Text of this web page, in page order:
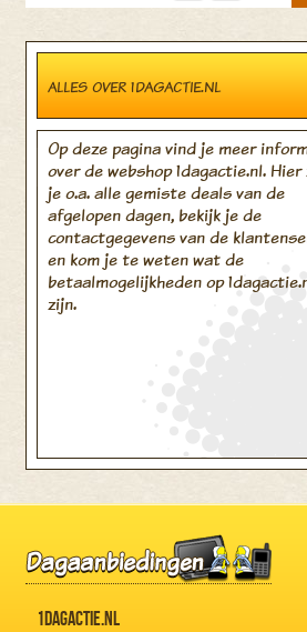
ALLES OVER 1DAGACTIE.NL
Op deze pagina vind je meer
over de webshop 1dagactie.nl. Hier
je o.a. alle gemiste deals van de
afgelopen dagen, bekijk je de
contactgegevens van de
en kom je te weten wat de
betaalmogelijkheden op
zijn.
1DAGACTIE.NL